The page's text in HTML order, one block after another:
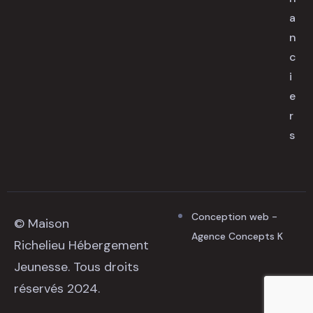
a
n
c
i
e
r
s
© Maison
Richelieu Hébergement
Jeunesse. Tous droits
réservés 2024.
Conception web -
Agence Concepts K